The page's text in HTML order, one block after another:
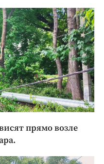
прямо возле